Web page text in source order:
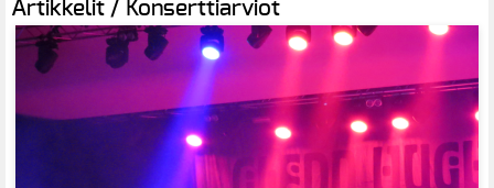
Artikkelit / Konserttiarviot